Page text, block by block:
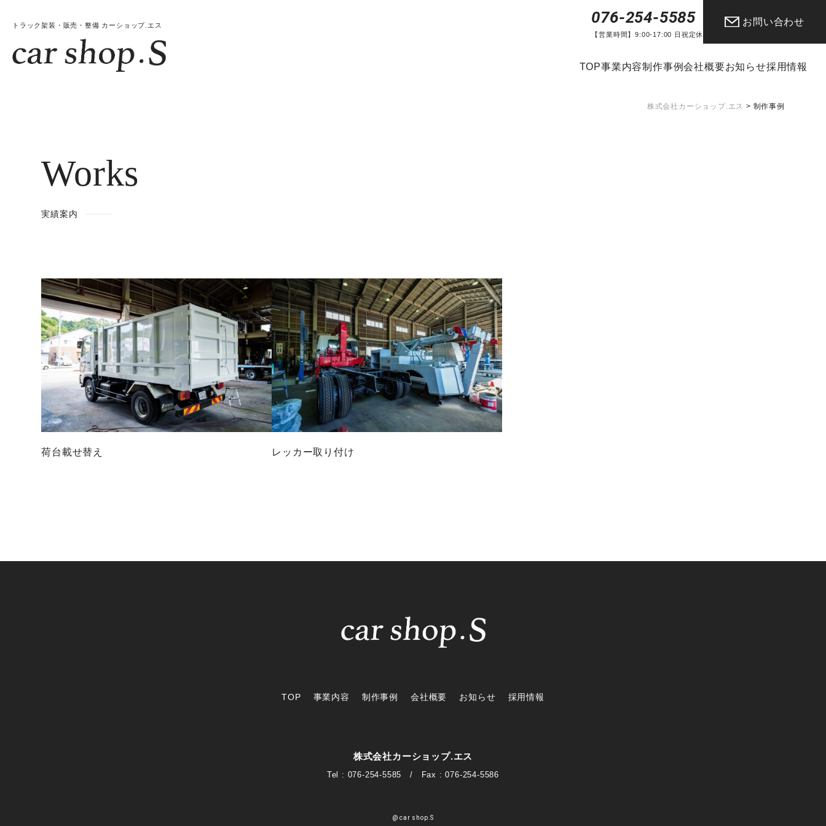
トラック架装・販売・整備 カーショップ.エス
TOP事業内容制作事例会社概要お知らせ採用情報
076-254-5585
【営業時間】9:00-17:00 日祝定休
お問い合わせ
株式会社カーショップ.エス > 制作事例
Works
実績案内
荷台載せ替え レッカー取り付け
TOP 事業内容 制作事例 会社概要 お知らせ 採用情報
株式会社カーショップ.エス
Tel : 076-254-5585 / Fax : 076-254-5586
@ car shop.S